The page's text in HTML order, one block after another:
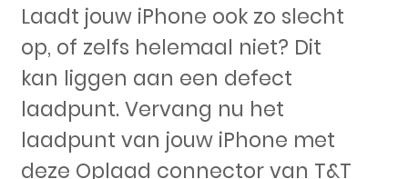
Laadt jouw iPhone ook zo slecht
op, of zelfs helemaal niet? Dit
kan liggen aan een defect
laadpunt. Vervang nu het
laadpunt van jouw iPhone met
deze Oplaad connector van T&T